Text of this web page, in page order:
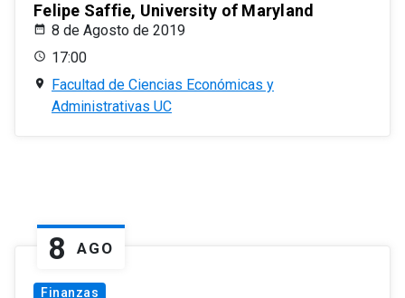
Felipe Saffie, University of Maryland
8 de Agosto de 2019
17:00
Facultad de Ciencias Económicas y
Administrativas UC
8 AGO
Finanzas